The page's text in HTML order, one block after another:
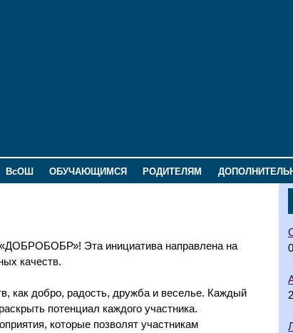
ВсОШ ОБУЧАЮЩИМСЯ РОДИТЕЛЯМ
«ДОБРОБОБР»! Эта инициатива направлена на
качеств.
как добро, радость, дружба и веселье. Каждый
потенциал каждого участника.
которые позволят участникам